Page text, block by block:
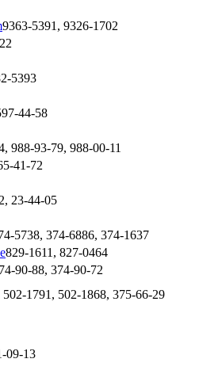
9363-5391, 9326-1702
5393
44-58
988-93-79, 988-00-11
41-72
23-44-05
5738, 374-6886, 374-1637
829-1611, 827-0464
90-88, 374-90-72
502-1791, 502-1868, 375-66-29
09-13